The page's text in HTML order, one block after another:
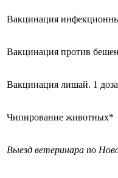
Вакцинация
Вакцинация против
Вакцинация лишай. 1
Чипирование животных*
Выезд ветеринара по